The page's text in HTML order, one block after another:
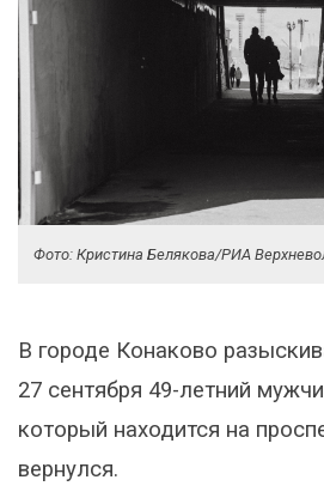
Фото: Кристина Белякова/РИА
В городе Конаково
27 сентября 49-летний
который находится на
вернулся.